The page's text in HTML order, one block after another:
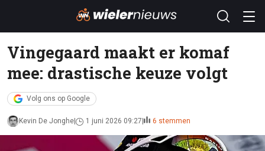
Vingegaard maakt er komaf
mee: drastische keuze volgt
Volg ons op Google
Kevin De Jonghe 1 juni 2026 09:27 6 stemmen